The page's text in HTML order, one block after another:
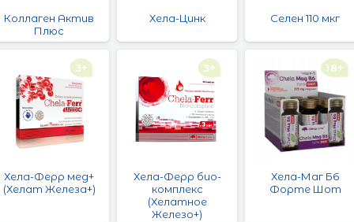
Коллаген Актив
Плюс
Хела-Цинк Селен 110 мкг
3+
Хела-Ферр мед+
(Хелат Железа+)
3+
Хела-Ферр био-
комплекс
(Хелатное
Железо+)
18+
Хела-Маг Б6
Форте Шот